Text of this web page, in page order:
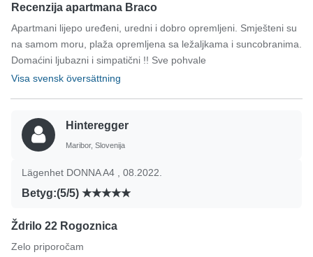
Recenzija apartmana Braco
Apartmani lijepo uređeni, uredni i dobro opremljeni. Smješteni su
na samom moru, plaža opremljena sa ležaljkama i suncobranima.
Domaćini ljubazni i simpatični !! Sve pohvale
Visa svensk översättning
Hinteregger
Maribor, Slovenija
Lägenhet DONNA A4 , 08.2022.
Betyg:(5/5)
Ždrilo 22 Rogoznica
Zelo priporočam